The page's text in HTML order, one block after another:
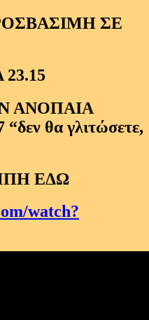
ΣΕ
ΑΝΟΠΑΙΑ
θα γλιτώσετε,
ΕΔΩ
watch?